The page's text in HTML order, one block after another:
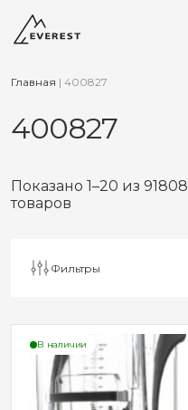
Главная | 400827
400827
Показано 1–20 из 91808
товаров
Фильтры
В наличии